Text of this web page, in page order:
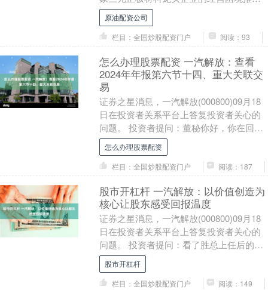
公众视野。 曾经是三元正极材料研发....
原油配资公司
栏目：全国炒股配资门户
阅读：93
怎么办理股票配资 一汽解放：查看
2024年年报第六节十四、重大关联交
易
证券之星消息，一汽解放(000800)09月18
日在投资者关系平台上答复投资者关心的
问题。 投资者提问：董秘你好，你在回答
投资者提问出售一汽财务的49亿款项时
说....
怎么办理股票配资
栏目：全国炒股配资门户
阅读：187
股市开杠杆 一汽解放：以价值创造为
核心让股东感受回报温度
证券之星消息，一汽解放(000800)09月18
日在投资者关系平台上答复投资者关心的
问题。 投资者提问：看了胜总上任后的几
次公开亮相和媒体交流会，实话实说，感
觉....
股市开杠杆
栏目：全国炒股配资门户
阅读：149